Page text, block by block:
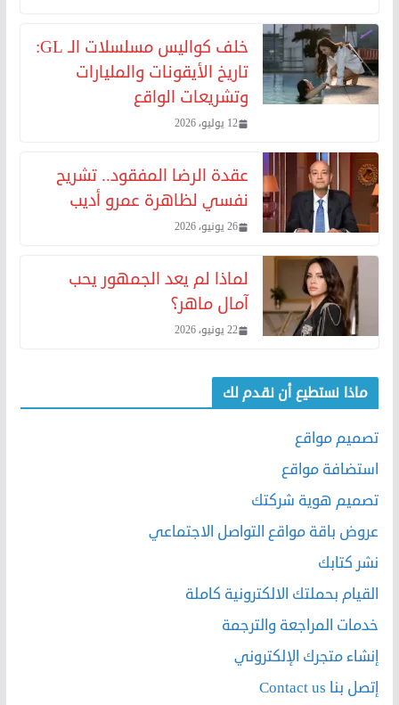
خلف كواليس مسلسلات الـ GL:
تاريخ الأيقونات والمليارات
وتشريعات الواقع
12 يوليو، 2026
عقدة الرضا المفقود.. تشريح
نفسي لظاهرة عمرو أديب
26 يونيو، 2026
لماذا لم يعد الجمهور يحب
آمال ماهر؟
22 يونيو، 2026
ماذا نستطيع أن نقدم لك
تصميم مواقع
استضافة مواقع
تصميم هوية شركتك
عروض باقة مواقع التواصل الاجتماعي
نشر كتابك
القيام بحملتك الالكترونية كاملة
خدمات المراجعة والترجمة
إنشاء متجرك الإلكتروني
إتصل بنا Contact us